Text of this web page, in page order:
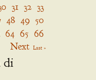
31 32 33
48 49 50
64 65 66
Next Last »
di